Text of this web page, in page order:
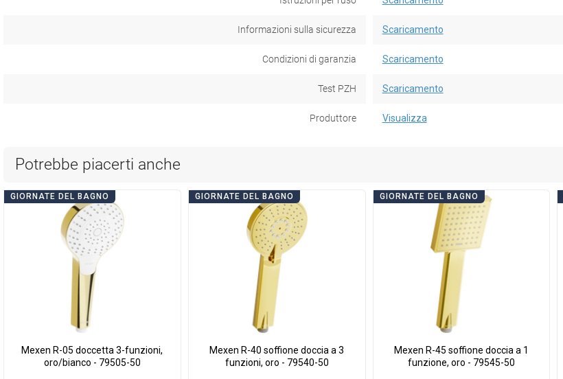
Informazioni sulla sicurezza Scaricamento
Condizioni di garanzia Scaricamento
Test PZH Scaricamento
Produttore Visualizza
Potrebbe piacerti anche
GIORNATE DEL BAGNO
Mexen R-05 doccetta 3-funzioni,
oro/bianco - 79505-50
GIORNATE DEL BAGNO
Mexen R-40 soffione doccia a 3
funzioni, oro - 79540-50
GIORNATE DEL BAGNO
Mexen R-45 soffione doccia a 1
funzione, oro - 79545-50